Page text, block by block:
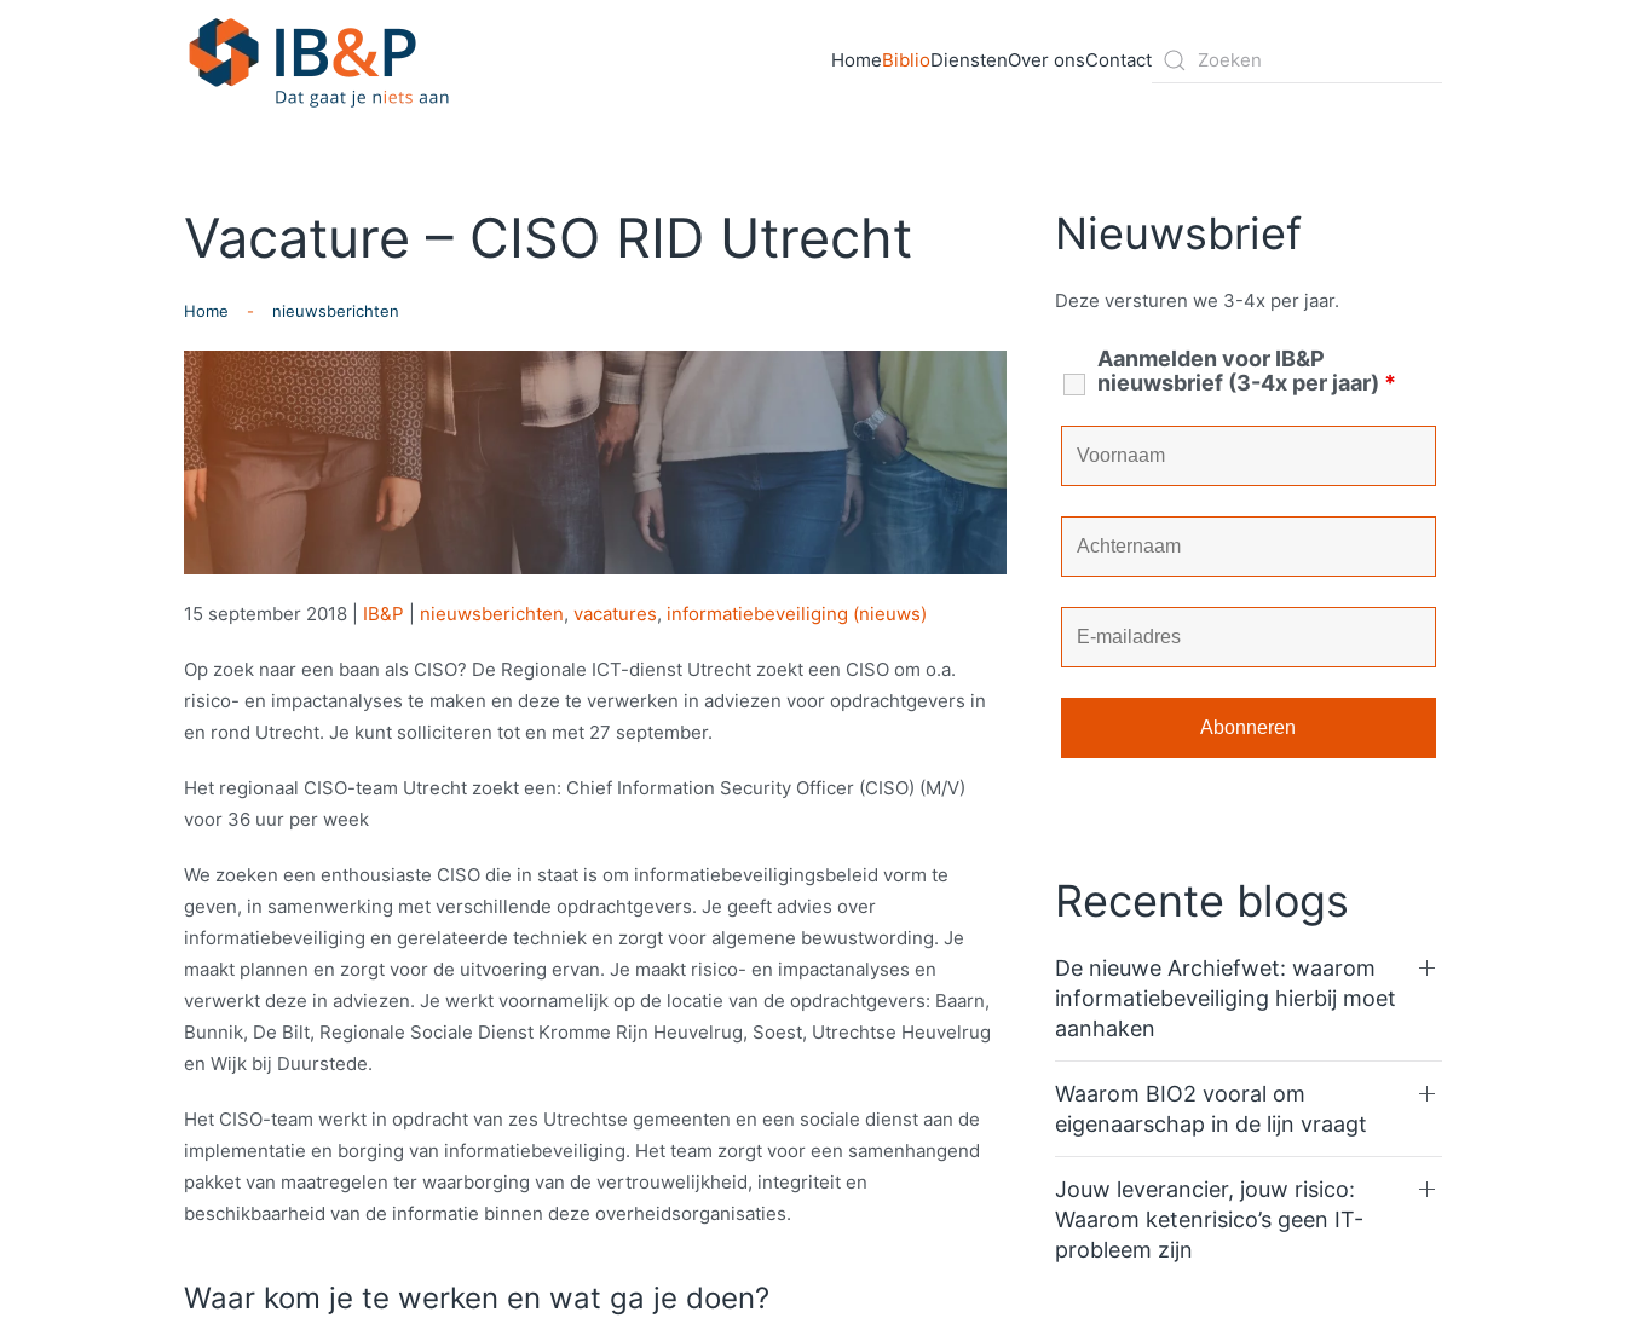
Skip to main content HomeBiblioDienstenOver onsContact
Vacature – CISO RID Utrecht
Home nieuwsberichten
15 september 2018 IB&P nieuwsberichten, vacatures, informatiebeveiliging (nieuws)
Op zoek naar een baan als CISO? De Regionale ICT-dienst Utrecht zoekt een CISO om o.a.
risico- en impactanalyses te maken en deze te verwerken in adviezen voor opdrachtgevers in
en rond Utrecht. Je kunt solliciteren tot en met 27 september.
Het regionaal CISO-team Utrecht zoekt een: Chief Information Security Officer (CISO) (M/V)
voor 36 uur per week
We zoeken een enthousiaste CISO die in staat is om informatiebeveiligingsbeleid vorm te
geven, in samenwerking met verschillende opdrachtgevers. Je geeft advies over
informatiebeveiliging en gerelateerde techniek en zorgt voor algemene bewustwording. Je
maakt plannen en zorgt voor de uitvoering ervan. Je maakt risico- en impactanalyses en
verwerkt deze in adviezen. Je werkt voornamelijk op de locatie van de opdrachtgevers: Baarn,
Bunnik, De Bilt, Regionale Sociale Dienst Kromme Rijn Heuvelrug, Soest, Utrechtse Heuvelrug
en Wijk bij Duurstede.
Het CISO-team werkt in opdracht van zes Utrechtse gemeenten en een sociale dienst aan de
implementatie en borging van informatiebeveiliging. Het team zorgt voor een samenhangend
pakket van maatregelen ter waarborging van de vertrouwelijkheid, integriteit en
beschikbaarheid van de informatie binnen deze overheidsorganisaties.
Waar kom je te werken en wat ga je doen?
Nieuwsbrief
Deze versturen we 3-4x per jaar.
Aanmelden voor IB&P
nieuwsbrief (3-4x per jaar) *
Recente blogs
De nieuwe Archiefwet: waarom
informatiebeveiliging hierbij moet
aanhaken
Waarom BIO2 vooral om
eigenaarschap in de lijn vraagt
Jouw leverancier, jouw risico:
Waarom ketenrisico’s geen IT-
probleem zijn